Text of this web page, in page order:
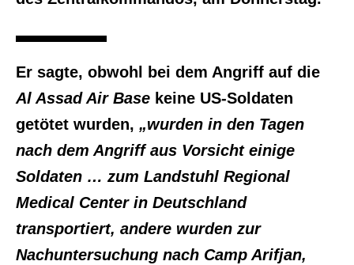
Er sagte, obwohl bei dem Angriff auf die
Al Assad Air Base keine US-Soldaten
getötet wurden, „wurden in den Tagen
nach dem Angriff aus Vorsicht einige
Soldaten … zum Landstuhl Regional
Medical Center in Deutschland
transportiert, andere wurden zur
Nachuntersuchung nach Camp Arifjan,